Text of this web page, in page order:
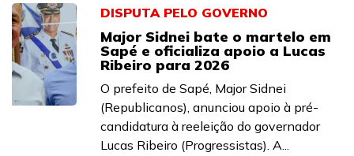
DISPUTA PELO GOVERNO
Major Sidnei bate o martelo em
Sapé e oficializa apoio a Lucas
Ribeiro para 2026
O prefeito de Sapé, Major Sidnei
(Republicanos), anunciou apoio à pré-
candidatura à reeleição do governador
Lucas Ribeiro (Progressistas). A...